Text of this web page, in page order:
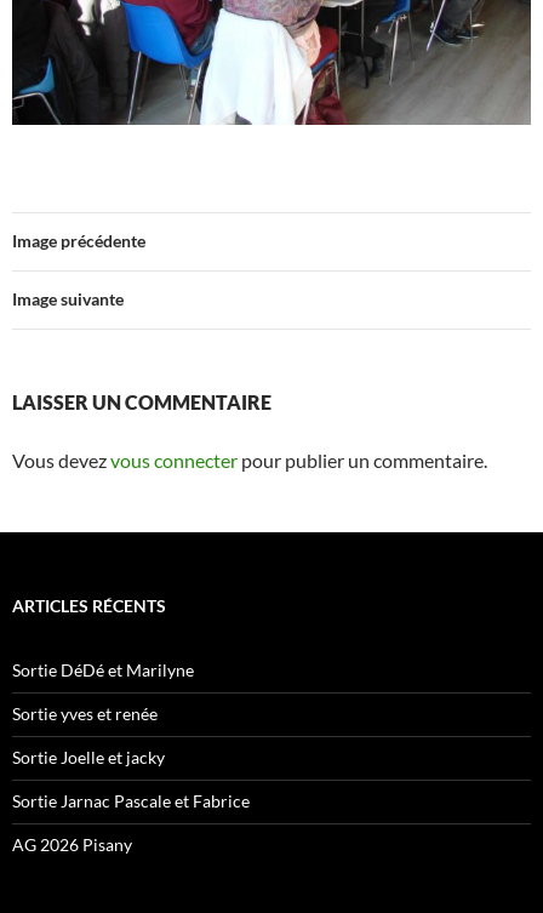
Image précédente
Image suivante
LAISSER UN COMMENTAIRE
Vous devezvous connecter pour publier un commentaire.
ARTICLES RÉCENTS
Sortie DéDé et Marilyne
Sortie yves et renée
Sortie Joelle et jacky
Sortie Jarnac Pascale et Fabrice
AG 2026 Pisany